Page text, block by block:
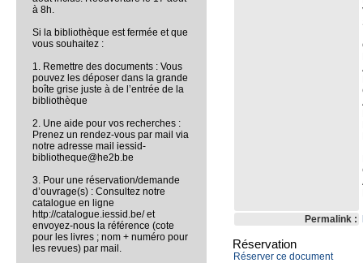
Permalink :
Réservation
Réserver ce document
à 8h.
Si la bibliothèque est fermée et que
vous souhaitez :
1. Remettre des documents : Vous
pouvez les déposer dans la grande
boîte grise juste à de l’entrée de la
bibliothèque
2. Une aide pour vos recherches :
Prenez un rendez-vous par mail via
notre adresse mail iessid-
bibliotheque@he2b.be
3. Pour une réservation/demande
d’ouvrage(s) : Consultez notre
catalogue en ligne
http://catalogue.iessid.be/ et
envoyez-nous la référence (cote
pour les livres ; nom + numéro pour
les revues) par mail.